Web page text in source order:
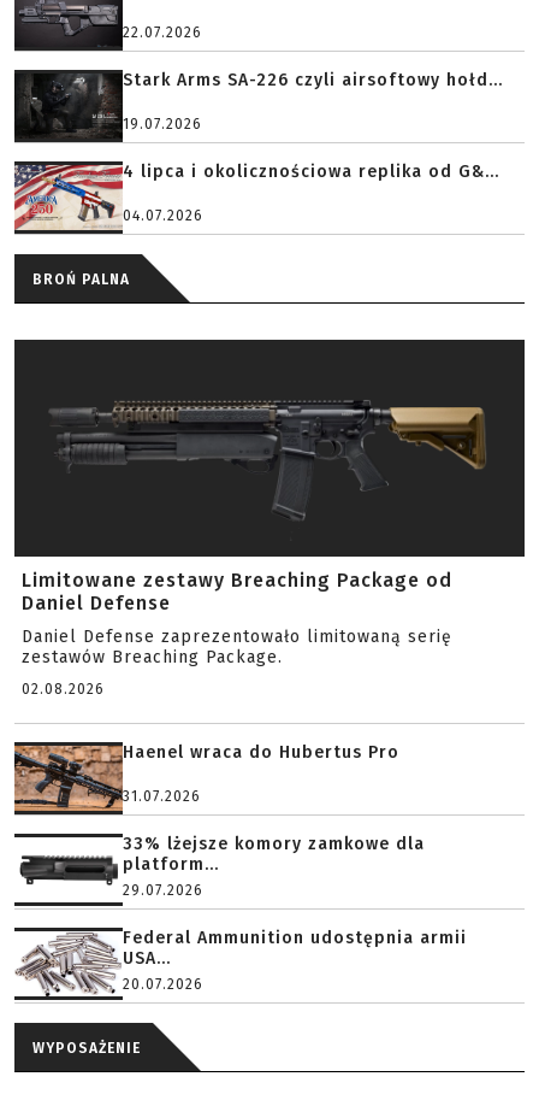
22.07.2026
Stark Arms SA-226 czyli airsoftowy hołd...
19.07.2026
4 lipca i okolicznościowa replika od G&...
04.07.2026
BROŃ PALNA
Limitowane zestawy Breaching Package od
Daniel Defense
Daniel Defense zaprezentowało limitowaną serię
zestawów Breaching Package.
02.08.2026
Haenel wraca do Hubertus Pro
31.07.2026
33% lżejsze komory zamkowe dla
platform...
29.07.2026
Federal Ammunition udostępnia armii
USA...
20.07.2026
WYPOSAŻENIE